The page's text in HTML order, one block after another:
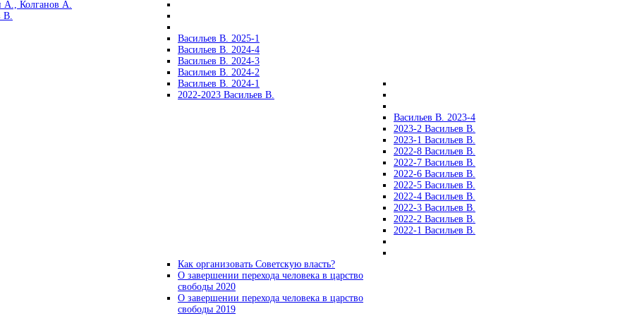
А., Колганов А.
В.
Васильев В. 2025-1
Васильев В. 2024-4
Васильев В. 2024-3
Васильев В. 2024-2
Васильев В. 2024-1
2022-2023 Васильев В.
Васильев В. 2023-4
2023-2 Васильев В.
2023-1 Васильев В.
2022-8 Васильев В.
2022-7 Васильев В.
2022-6 Васильев В.
2022-5 Васильев В.
2022-4 Васильев В.
2022-3 Васильев В.
2022-2 Васильев В.
2022-1 Васильев В.
Как организовать Советскую власть?
О завершении перехода человека в царство
свободы 2020
О завершении перехода человека в царство
свободы 2019